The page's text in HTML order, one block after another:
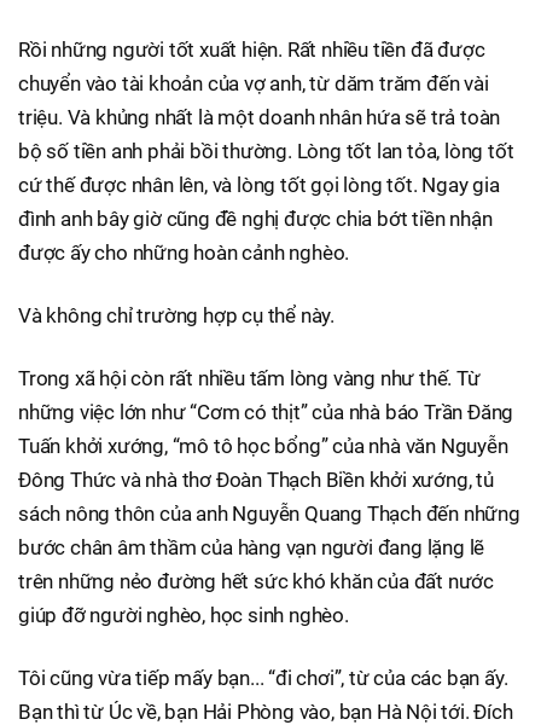
Rồi những người tốt xuất hiện. Rất nhiều tiền đã được
chuyển vào tài khoản của vợ anh, từ dăm trăm đến vài
triệu. Và khủng nhất là một doanh nhân hứa sẽ trả toàn
bộ số tiền anh phải bồi thường. Lòng tốt lan tỏa, lòng tốt
cứ thế được nhân lên, và lòng tốt gọi lòng tốt. Ngay gia
đình anh bây giờ cũng đề nghị được chia bớt tiền nhận
được ấy cho những hoàn cảnh nghèo.
Và không chỉ trường hợp cụ thể này.
Trong xã hội còn rất nhiều tấm lòng vàng như thế. Từ
những việc lớn như “Cơm có thịt” của nhà báo Trần Đăng
Tuấn khởi xướng, “mô tô học bổng” của nhà văn Nguyễn
Đông Thức và nhà thơ Đoàn Thạch Biền khởi xướng, tủ
sách nông thôn của anh Nguyễn Quang Thạch đến những
bước chân âm thầm của hàng vạn người đang lặng lẽ
trên những nẻo đường hết sức khó khăn của đất nước
giúp đỡ người nghèo, học sinh nghèo.
Tôi cũng vừa tiếp mấy bạn... “đi chơi”, từ của các bạn ấy.
Bạn thì từ Úc về, bạn Hải Phòng vào, bạn Hà Nội tới. Đích